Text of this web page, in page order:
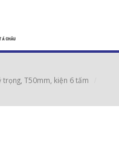
T50mm, kiện 6 tấm